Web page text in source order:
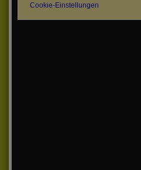
Cookie-Einstellungen